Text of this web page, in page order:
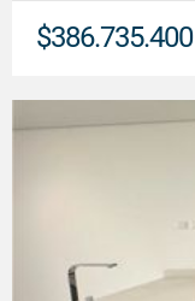
$386.735.400